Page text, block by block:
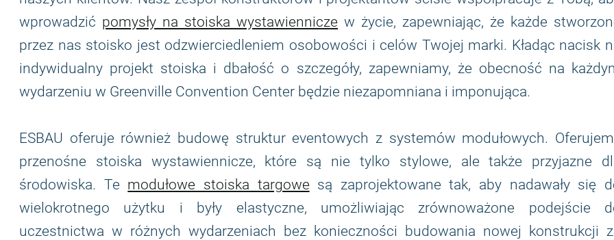
wprowadzić pomysły na stoiska wystawiennicze w życie, zapewniając, że każde
przez nas stoisko jest odzwierciedleniem osobowości i celów Twojej marki. Kładąc nacisk
indywidualny projekt stoiska i dbałość o szczegóły, zapewniamy, że obecność na
wydarzeniu w Greenville Convention Center będzie niezapomniana i imponująca.
ESBAU oferuje również budowę struktur eventowych z systemów modułowych.
przenośne stoiska wystawiennicze, które są nie tylko stylowe, ale także przyjazne
środowiska. Te modułowe stoiska targowe są zaprojektowane tak, aby nadawały się
wielokrotnego użytku i były elastyczne, umożliwiając zrównoważone podejście
uczestnictwa w różnych wydarzeniach bez konieczności budowania nowej konstrukcji